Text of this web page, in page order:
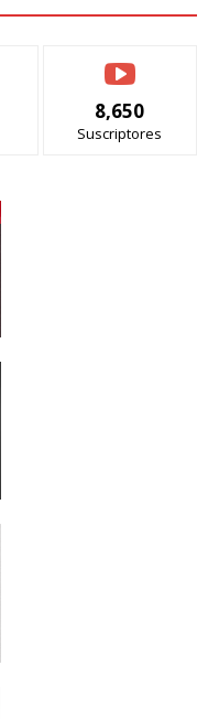
8,650
Suscriptores